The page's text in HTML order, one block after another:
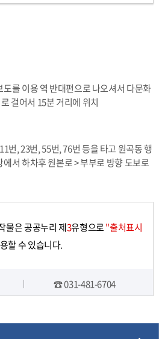
를 이용 역 반대편으로 나오셔서 다문화
걸어서 15분 거리에 위치
번, 23번, 55번, 76번 등을 타고 원곡동 행
서 하차후 원본로 > 부부로 방향 도보로
물은 공공누리 제3유형으로"출처표시
할 수 있습니다.
☎ 031-481-6704